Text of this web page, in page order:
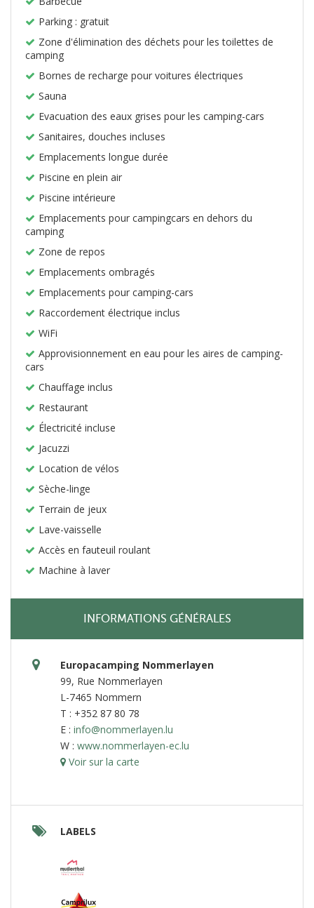
Parking : gratuit
Zone d'élimination des déchets pour les toilettes de
camping
Bornes de recharge pour voitures électriques
Sauna
Evacuation des eaux grises pour les camping-cars
Sanitaires, douches incluses
Emplacements longue durée
Piscine en plein air
Piscine intérieure
Emplacements pour campingcars en dehors du
camping
Zone de repos
Emplacements ombragés
Emplacements pour camping-cars
Raccordement électrique inclus
WiFi
Approvisionnement en eau pour les aires de camping-
cars
Chauffage inclus
Restaurant
Électricité incluse
Jacuzzi
Location de vélos
Sèche-linge
Terrain de jeux
Lave-vaisselle
Accès en fauteuil roulant
Machine à laver
INFORMATIONS GÉNÉRALES
Europacamping Nommerlayen
99, Rue Nommerlayen
L-7465 Nommern
T : +352 87 80 78
E : info@nommerlayen.lu
W : www.nommerlayen-ec.lu
Voir sur la carte
LABELS